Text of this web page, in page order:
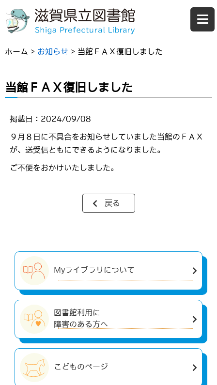
ホーム > お知らせ > 当館ＦＡＸ復旧しました
当館ＦＡＸ復旧しました
掲載日：2024/09/08
９月８日に不具合をお知らせしていました当館のＦＡＸ
が、送受信ともにできるようになりました。
ご不便をおかけいたしました。
戻る
Myライブラリについて
図書館利用に
障害のある方へ
こどものページ